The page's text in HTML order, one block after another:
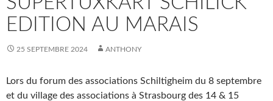
EDITION AU MARAIS
25 SEPTEMBRE 2024 ANTHONY
Lors du forum des associations Schiltigheim du 8 septembre
et du village des associations à Strasbourg des 14 & 15